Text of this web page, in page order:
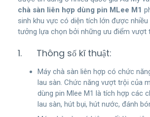
chà sàn liên hợp dùng pin MLee M1
sinh khu vực có diện tích lớn được
tưởng lựa chọn bởi những ưu điểm vượt
1. Thông số kĩ thuật:
Máy chà sàn liên hợp có chức
lau sàn. Chức năng vượt trội của
dùng pin Mlee M1 là tích hợp các
lau sàn, hút bụi, hút nước, đánh